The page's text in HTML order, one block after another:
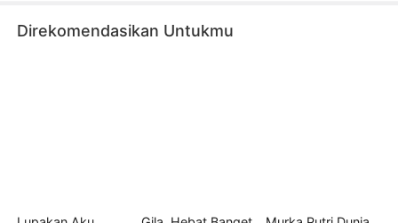
Direkomendasikan Untukmu